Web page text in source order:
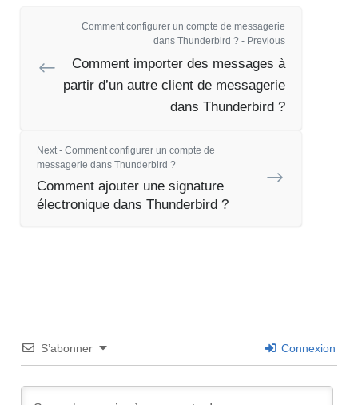
Comment configurer un compte de messagerie
dans Thunderbird ? - Previous
Comment importer des messages à
partir d’un autre client de messagerie
dans Thunderbird ?
Next - Comment configurer un compte de
messagerie dans Thunderbird ?
Comment ajouter une signature
électronique dans Thunderbird ?
S’abonner Connexion